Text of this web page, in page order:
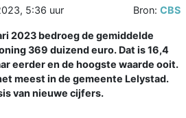
5:36 uur Bron: CBS
2023 bedroeg de gemiddelde
369 duizend euro. Dat is 16,4
eerder en de hoogste waarde ooit.
meest in de gemeente Lelystad.
van nieuwe cijfers.